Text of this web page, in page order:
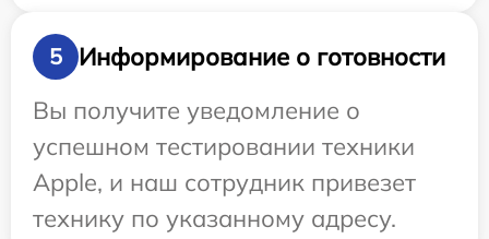
5
Информирование о готовности
Вы получите уведомление о
успешном тестировании техники
Apple, и наш сотрудник привезет
технику по указанному адресу.